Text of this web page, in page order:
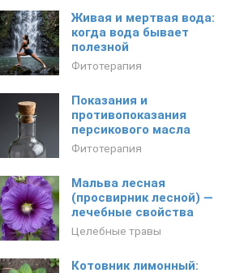
Живая и мертвая вода:
когда вода бывает
полезной
Фитотерапия
Показания и
противопоказания
персикового масла
Фитотерапия
Мальва лесная
(просвирник лесной) —
лечебные свойства
Целебные травы
Котовник лимонный: